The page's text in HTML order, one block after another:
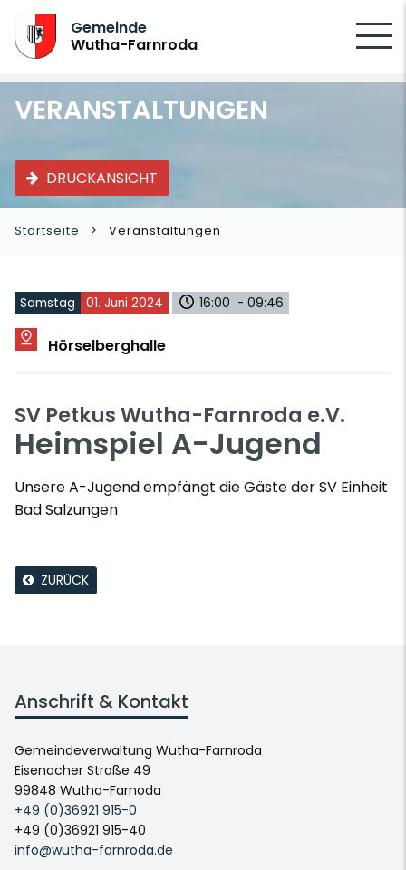
Gemeinde
Wutha-Farnroda
VERANSTALTUNGEN
DRUCKANSICHT
Startseite Veranstaltungen
Samstag 01. Juni 2024 16:00 - 09:46
Hörselberghalle
SV Petkus Wutha-Farnroda e.V.
Heimspiel A-Jugend
Unsere A-Jugend empfängt die Gäste der SV Einheit
Bad Salzungen
ZURÜCK
Anschrift & Kontakt
Gemeindeverwaltung Wutha-Farnroda
Eisenacher Straße 49
99848 Wutha-Farnoda
+49 (0)36921 915-0
+49 (0)36921 915-40
info@wutha-farnroda.de